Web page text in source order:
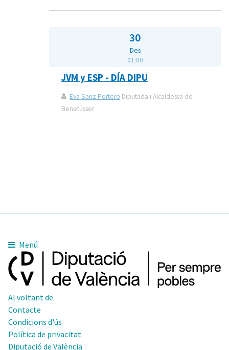
30
Des
01:00
JVM y ESP - DÍA DIPU
Eva Sanz Portero Diputada i Alcaldessa de
Benetússer
Menú
Al voltant de
Contacte
Condicions d'ús
Política de privacitat
Diputació de València